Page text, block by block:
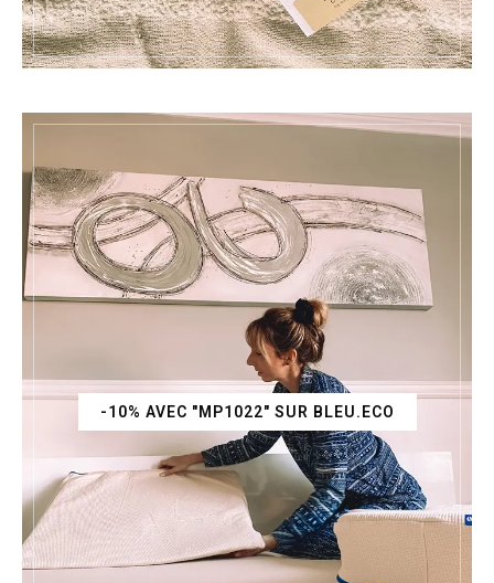
-10% AVEC "MP1022" SUR BLEU.ECO